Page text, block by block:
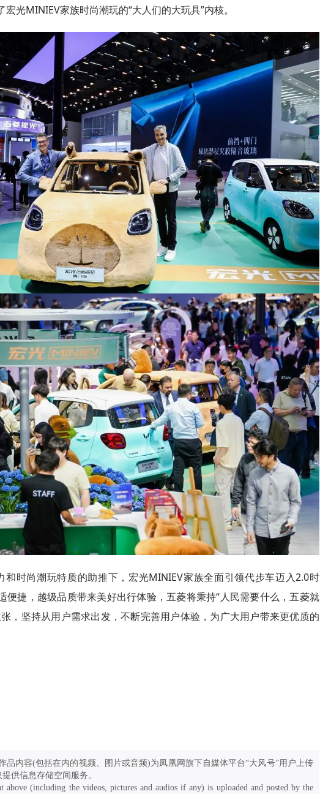
宏光MINIEV家族时尚潮玩的“大人们的大玩具”内核。
和时尚潮玩特质的助推下，宏光MINIEV家族全面引领代步车迈入2.0时
便捷，越级品质带来美好出行体验，五菱将秉持“人民需要什么，五菱就
，坚持从用户需求出发，不断完善用户体验，为广大用户带来更优质的
品内容(包括在内的视频、图片或音频)为凤凰网旗下自媒体平台“大风号”用户上传
供信息存储空间服务。
above (including the videos, pictures and audios if any) is uploaded and posted by the